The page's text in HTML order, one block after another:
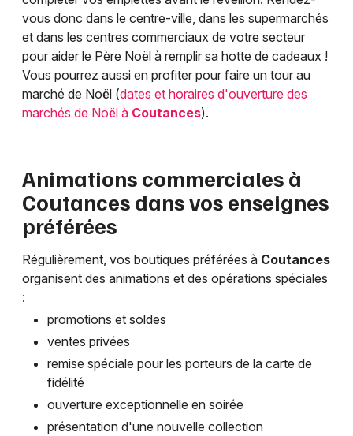
vous donc dans le centre-ville, dans les supermarchés
et dans les centres commerciaux de votre secteur
pour aider le Père Noël à remplir sa hotte de cadeaux !
Vous pourrez aussi en profiter pour faire un tour au
marché de Noël (dates et horaires d'ouverture des
marchés de Noël à Coutances).
Animations commerciales à
Coutances dans vos enseignes
préférées
Régulièrement, vos boutiques préférées à Coutances
organisent des animations et des opérations spéciales
:
promotions et soldes
ventes privées
remise spéciale pour les porteurs de la carte de
fidélité
ouverture exceptionnelle en soirée
présentation d'une nouvelle collection